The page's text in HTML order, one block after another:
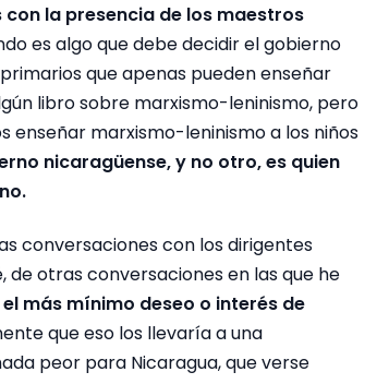
la presencia de los maestros
es algo que debe decidir el gobierno
que apenas pueden enseñar
libro sobre marxismo-leninismo, pero
enseñar marxismo-leninismo a los niños
nicaragüense, y no otro, es quien
conversaciones con los dirigentes
de otras conversaciones en las que he
más mínimo deseo o interés de
que eso los llevaría a una
peor para Nicaragua, que verse